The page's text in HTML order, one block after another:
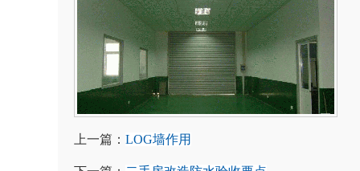
上一篇： LOG墙作用